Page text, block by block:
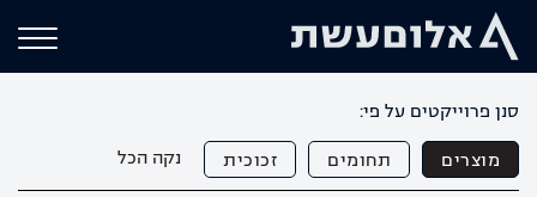
סנן פרוייקטים על פי:
מוצרים תחומים זכוכית נקה הכל